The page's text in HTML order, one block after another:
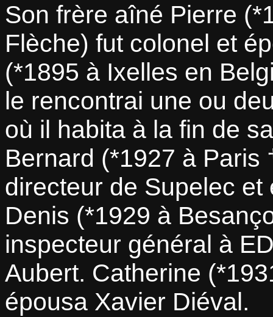
Son frère aîné Pierre
Flèche) fut colonel et
(*1895 à Ixelles en
le rencontrai une ou
où il habita à la fin de
Bernard (*1927 à Paris
directeur de Supelec
Denis (*1929 à
inspecteur général à
Aubert. Catherine
épousa Xavier Diéval.